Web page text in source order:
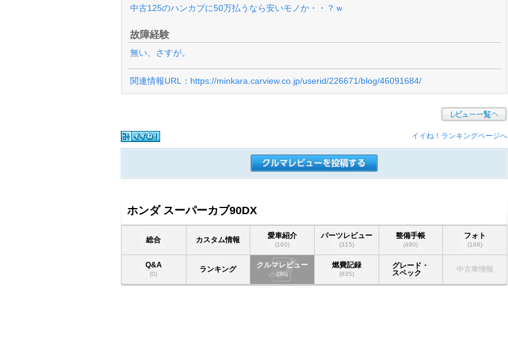
中古125のハンカブに50万払うなら安いモノか・・？ｗ
故障経験
無い、さすが。
関連情報URL： https://minkara.carview.co.jp/userid/226671/blog/46091684/
イイね！ランキングページへ
ホンダ スーパーカブ90DX
総合 カスタム情報
愛車紹介
(160)
パーツレビュー
(315)
整備手帳
(490)
フォト
(168)
Q&A
(0) ランキング
クルマレビュー
(36)
燃費記録
(835)
グレード・
スペック
中古車情報